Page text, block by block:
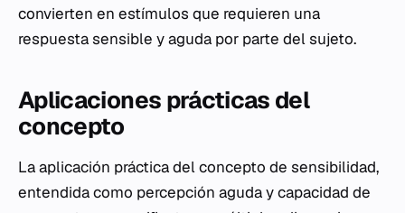
convierten en estímulos que requieren una
respuesta sensible y aguda por parte del sujeto.
Aplicaciones prácticas del
concepto
La aplicación práctica del concepto de sensibilidad,
entendida como percepción aguda y capacidad de